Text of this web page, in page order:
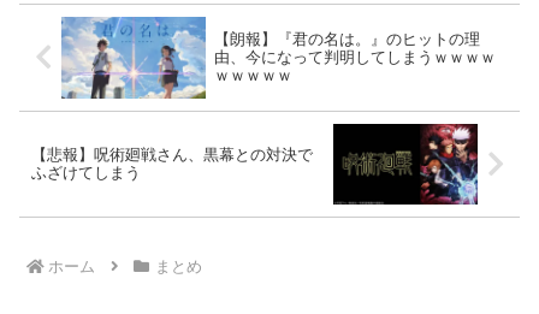
【朗報】『君の名は。』のヒットの理
由、今になって判明してしまうｗｗｗｗ
ｗｗｗｗｗ
【悲報】呪術廻戦さん、黒幕との対決で
ふざけてしまう
ホーム まとめ